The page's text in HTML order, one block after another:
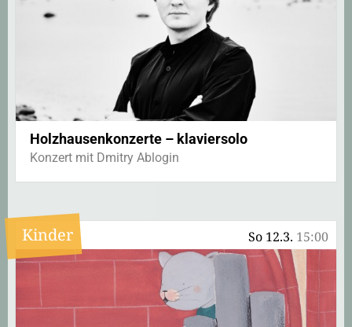
Holzhausenkonzerte – klaviersolo
Konzert mit Dmitry Ablogin
So 12.3. 15:00
Kinder